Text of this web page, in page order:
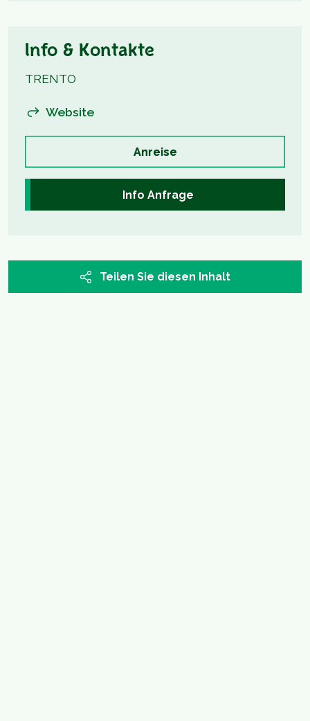
Info & Kontakte
TRENTO
Website
Anreise
Info Anfrage
Teilen Sie diesen Inhalt